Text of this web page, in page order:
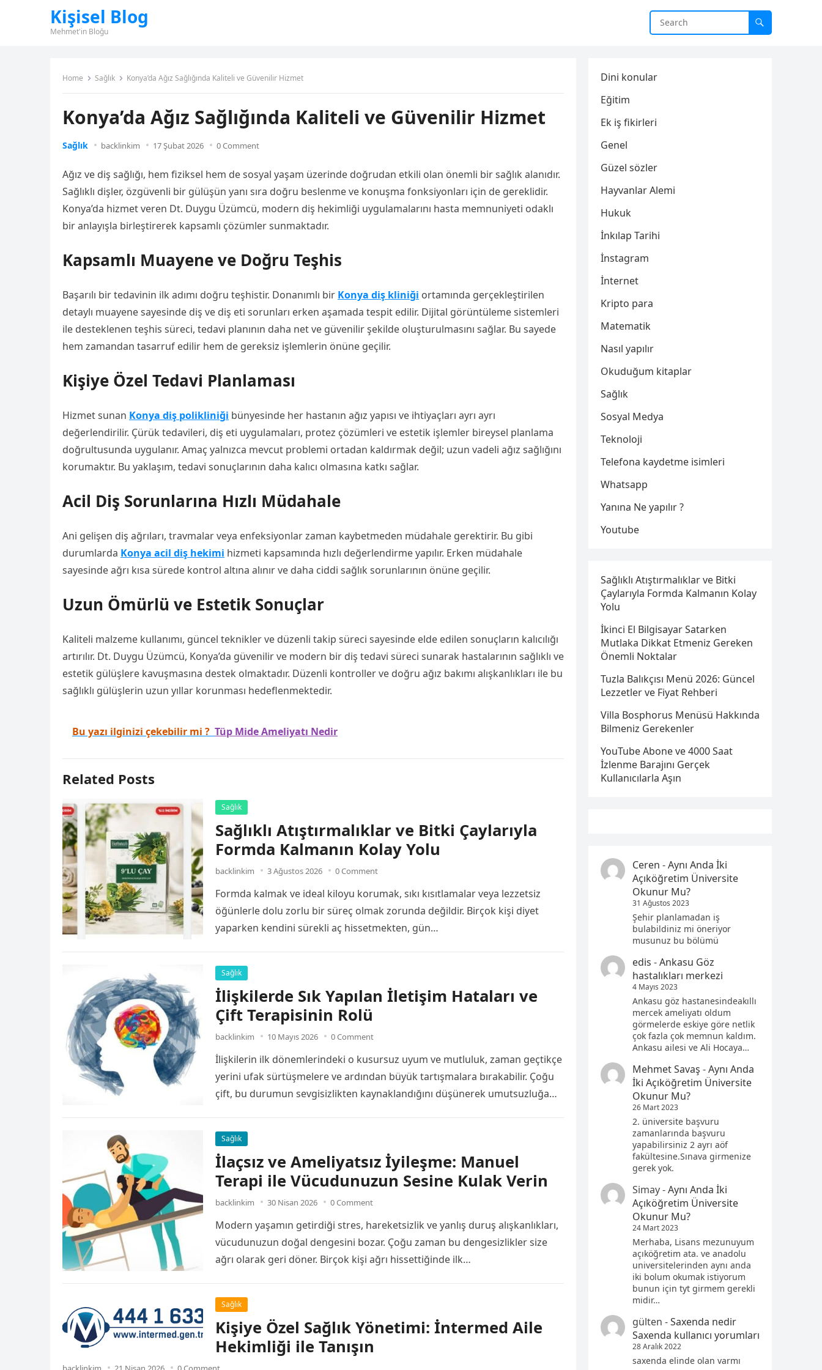
Kişisel Blog
Mehmet'in Bloğu
Home Sağlık Konya’da Ağız Sağlığında Kaliteli ve Güvenilir Hizmet
Konya’da Ağız Sağlığında Kaliteli ve Güvenilir Hizmet
Sağlık backlinkim 17 Şubat 2026 0 Comment
Ağız ve diş sağlığı, hem fiziksel hem de sosyal yaşam üzerinde doğrudan etkili olan önemli bir sağlık alanıdır.
Sağlıklı dişler, özgüvenli bir gülüşün yanı sıra doğru beslenme ve konuşma fonksiyonları için de gereklidir.
Konya’da hizmet veren Dt. Duygu Üzümcü, modern diş hekimliği uygulamalarını hasta memnuniyeti odaklı
bir anlayışla birleştirerek kapsamlı çözümler sunmaktadır.
Kapsamlı Muayene ve Doğru Teşhis
Başarılı bir tedavinin ilk adımı doğru teşhistir. Donanımlı bir Konya diş kliniği ortamında gerçekleştirilen
detaylı muayene sayesinde diş ve diş eti sorunları erken aşamada tespit edilir. Dijital görüntüleme sistemleri
ile desteklenen teşhis süreci, tedavi planının daha net ve güvenilir şekilde oluşturulmasını sağlar. Bu sayede
hem zamandan tasarruf edilir hem de gereksiz işlemlerin önüne geçilir.
Kişiye Özel Tedavi Planlaması
Hizmet sunan Konya diş polikliniği bünyesinde her hastanın ağız yapısı ve ihtiyaçları ayrı ayrı
değerlendirilir. Çürük tedavileri, diş eti uygulamaları, protez çözümleri ve estetik işlemler bireysel planlama
doğrultusunda uygulanır. Amaç yalnızca mevcut problemi ortadan kaldırmak değil; uzun vadeli ağız sağlığını
korumaktır. Bu yaklaşım, tedavi sonuçlarının daha kalıcı olmasına katkı sağlar.
Acil Diş Sorunlarına Hızlı Müdahale
Ani gelişen diş ağrıları, travmalar veya enfeksiyonlar zaman kaybetmeden müdahale gerektirir. Bu gibi
durumlarda Konya acil diş hekimi hizmeti kapsamında hızlı değerlendirme yapılır. Erken müdahale
sayesinde ağrı kısa sürede kontrol altına alınır ve daha ciddi sağlık sorunlarının önüne geçilir.
Uzun Ömürlü ve Estetik Sonuçlar
Kaliteli malzeme kullanımı, güncel teknikler ve düzenli takip süreci sayesinde elde edilen sonuçların kalıcılığı
artırılır. Dt. Duygu Üzümcü, Konya’da güvenilir ve modern bir diş tedavi süreci sunarak hastalarının sağlıklı ve
estetik gülüşlere kavuşmasına destek olmaktadır. Düzenli kontroller ve doğru ağız bakımı alışkanlıkları ile bu
sağlıklı gülüşlerin uzun yıllar korunması hedeflenmektedir.
Bu yazı ilginizi çekebilir mi ? Tüp Mide Ameliyatı Nedir
Related Posts
Sağlık
Sağlıklı Atıştırmalıklar ve Bitki Çaylarıyla
Formda Kalmanın Kolay Yolu
backlinkim 3 Ağustos 2026 0 Comment
Formda kalmak ve ideal kiloyu korumak, sıkı kısıtlamalar veya lezzetsiz
öğünlerle dolu zorlu bir süreç olmak zorunda değildir. Birçok kişi diyet
yaparken kendini sürekli aç hissetmekten, gün…
Sağlık
İlişkilerde Sık Yapılan İletişim Hataları ve
Çift Terapisinin Rolü
backlinkim 10 Mayıs 2026 0 Comment
İlişkilerin ilk dönemlerindeki o kusursuz uyum ve mutluluk, zaman geçtikçe
yerini ufak sürtüşmelere ve ardından büyük tartışmalara bırakabilir. Çoğu
çift, bu durumun sevgisizlikten kaynaklandığını düşünerek umutsuzluğa
Sağlık
İlaçsız ve Ameliyatsız İyileşme: Manuel
Terapi ile Vücudunuzun Sesine Kulak Verin
backlinkim 30 Nisan 2026 0 Comment
Modern yaşamın getirdiği stres, hareketsizlik ve yanlış duruş alışkanlıkları,
vücudunuzun doğal dengesini bozar. Çoğu zaman bu dengesizlikler size
ağrı olarak geri döner. Birçok kişi ağrı hissettiğinde ilk…
Sağlık
Kişiye Özel Sağlık Yönetimi: İntermed Aile
Hekimliği ile Tanışın
Dini konular
Eğitim
Ek iş fikirleri
Genel
Güzel sözler
Hayvanlar Alemi
Hukuk
İnkılap Tarihi
İnstagram
İnternet
Kripto para
Matematik
Nasıl yapılır
Okuduğum kitaplar
Sağlık
Sosyal Medya
Teknoloji
Telefona kaydetme isimleri
Whatsapp
Yanına Ne yapılır ?
Youtube
Sağlıklı Atıştırmalıklar ve Bitki
Çaylarıyla Formda Kalmanın Kolay
Yolu
İkinci El Bilgisayar Satarken
Mutlaka Dikkat Etmeniz Gereken
Önemli Noktalar
Tuzla Balıkçısı Menü 2026: Güncel
Lezzetler ve Fiyat Rehberi
Villa Bosphorus Menüsü Hakkında
Bilmeniz Gerekenler
YouTube Abone ve 4000 Saat
İzlenme Barajını Gerçek
Kullanıcılarla Aşın
Ceren -Aynı Anda İki
Açıköğretim Üniversite
Okunur Mu?
31 Ağustos 2023
Şehir planlamadan iş
bulabildiniz mi öneriyor
musunuz bu bölümü
edis -Ankasu Göz
hastalıkları merkezi
4 Mayıs 2023
Ankasu göz hastanesindeakıllı
mercek ameliyatı oldum
görmelerde eskiye göre netlik
çok fazla çok memnun kaldım.
Ankasu ailesi ve Ali Hocaya…
Mehmet Savaş -Aynı Anda
İki Açıköğretim Üniversite
Okunur Mu?
26 Mart 2023
2. üniversite başvuru
zamanlarında başvuru
yapabilirsiniz 2 ayrı aöf
fakültesine.Sınava girmenize
gerek yok.
Simay-Aynı Anda İki
Açıköğretim Üniversite
Okunur Mu?
24 Mart 2023
Merhaba, Lisans mezunuyum
açıköğretim ata. ve anadolu
universitelerinden aynı anda
iki bolum okumak istiyorum
bunun için tyt girmem gerekli
midir…
gülten -Saxenda nedir
Saxenda kullanıcı yorumları
28 Aralık 2022
saxenda elinde olan varmı